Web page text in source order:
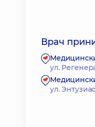
Врач
ул.
ул.